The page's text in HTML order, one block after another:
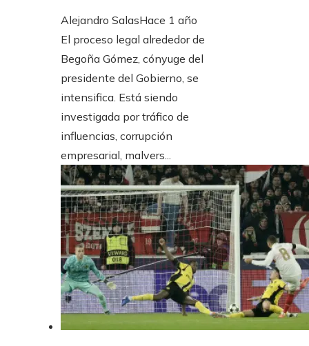
Alejandro SalasHace 1 año
El proceso legal alrededor de
Begoña Gómez, cónyuge del
presidente del Gobierno, se
intensifica. Está siendo
investigada por tráfico de
influencias, corrupción
empresarial, malvers...